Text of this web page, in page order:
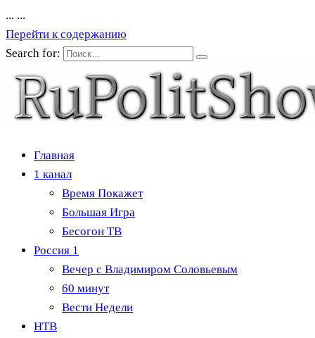
... ...
Перейти к содержанию
Search for:
Главная
1 канал
Время Покажет
Большая Игра
Бесогон ТВ
Россия 1
Вечер с Владимиром Соловьевым
60 минут
Вести Недели
НТВ